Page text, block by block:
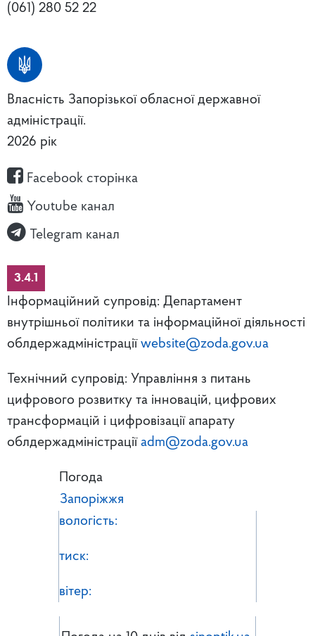
(061) 280 52 22
Власність Запорізької обласної державної
адміністрації.
2026 рік
Facebook сторінка
Youtube канал
Telegram канал
3.4.1
Інформаційний супровід: Департамент
внутрішньої політики та інформаційної діяльності
облдержадміністрації website@zoda.gov.ua
Технічний супровід: Управління з питань
цифрового розвитку та інновацій, цифрових
трансформацій і цифровізації апарату
облдержадміністрації adm@zoda.gov.ua
Погода
Запоріжжя
вологість:
тиск:
вітер: